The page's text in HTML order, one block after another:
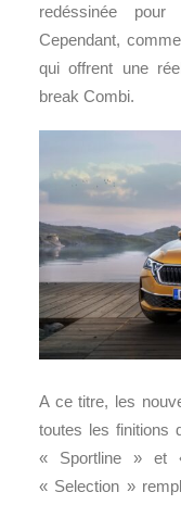
redéssinée
Cependant,
qui offrent une
break Combi.
A ce titre, les
toutes les finitions
« Sportline » et
« Selection »